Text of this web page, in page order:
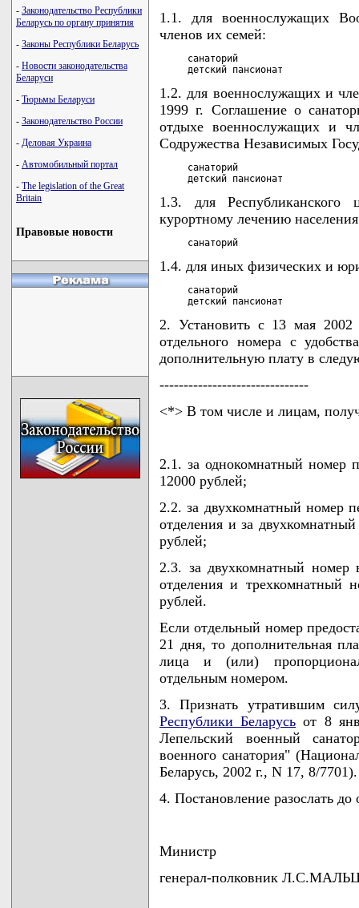
- Законодательство Республики
Беларусь по органу принятия
- Законы Республики Беларусь
- Новости законодательства
Беларуси
- Тюрьмы Беларуси
- Законодательство России
- Деловая Украина
- Автомобильный портал
- The legislation of the Great
Britain
Правовые новости
1.1. для военнослужащих
членов их семей:
санаторий
детский пансионат
1.2. для военнослужащих и
1999 г. Соглашение о
отдыхе военнослужащих и
Содружества Независимых
санаторий
детский пансионат
1.3. для Республиканского
курортному лечению
санаторий
1.4. для иных физических и
санаторий
детский пансионат
2. Установить с 13 мая 2002
отдельного номера с
дополнительную плату в
-------------------------------
<*> В том числе и лицам,
2.1. за однокомнатный номер
12000 рублей;
2.2. за двухкомнатный номер
отделения и за
рублей;
2.3. за двухкомнатный номер
отделения и трехкомнатный
рублей.
Если отдельный номер
21 дня, то дополнительная
лица и (или)
отдельным номером.
3. Признать утратившим
Республики Беларусь от 8
Лепельский военный
военного санатория"
Беларусь, 2002 г., N 17, 8/7701).
4. Постановление разослать
Министр
генерал-полковник